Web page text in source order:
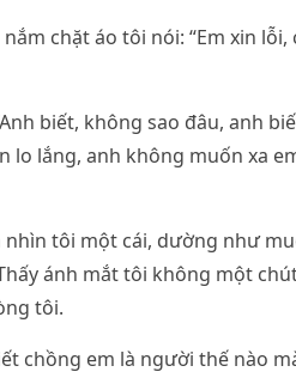
chặt áo tôi nói: “Em xin lỗi,
biết, không sao đâu, anh
lo lắng, anh không muốn xa
tôi một cái, dường như
ánh mắt tôi không một
tôi.
chồng em là người thế nào